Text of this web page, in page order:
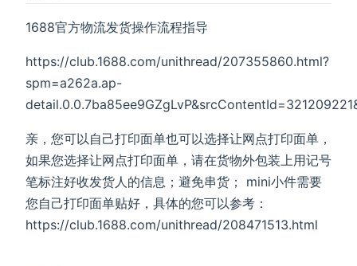
1688官方物流发货操作流程指导
https://club.1688.com/unithread/207355860.html?
spm=a262a.ap-
亲，您可以自己打印面单也可以选择让网点打印面单，
如果您选择让网点打印面单，请在货物外包装上用记号
笔标注好收发货人的信息；避免串货； mini小件需要
您自己打印面单贴好，具体的您可以参考：
https://club.1688.com/unithread/208471513.html